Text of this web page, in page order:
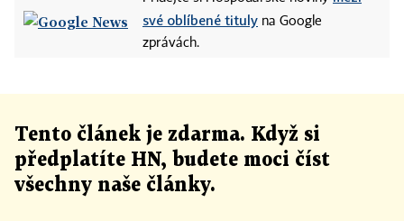
své oblíbené tituly na Google
zprávách.
Tento článek je zdarma. Když si
předplatíte HN, budete moci číst
všechny naše články.